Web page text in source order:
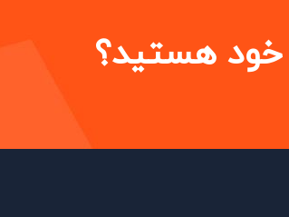
خود هستید؟